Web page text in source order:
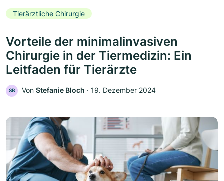
Tierärztliche Chirurgie
Vorteile der minimalinvasiven
Chirurgie in der Tiermedizin: Ein
Leitfaden für Tierärzte
SB Von Stefanie Bloch ‧ 19. Dezember 2024